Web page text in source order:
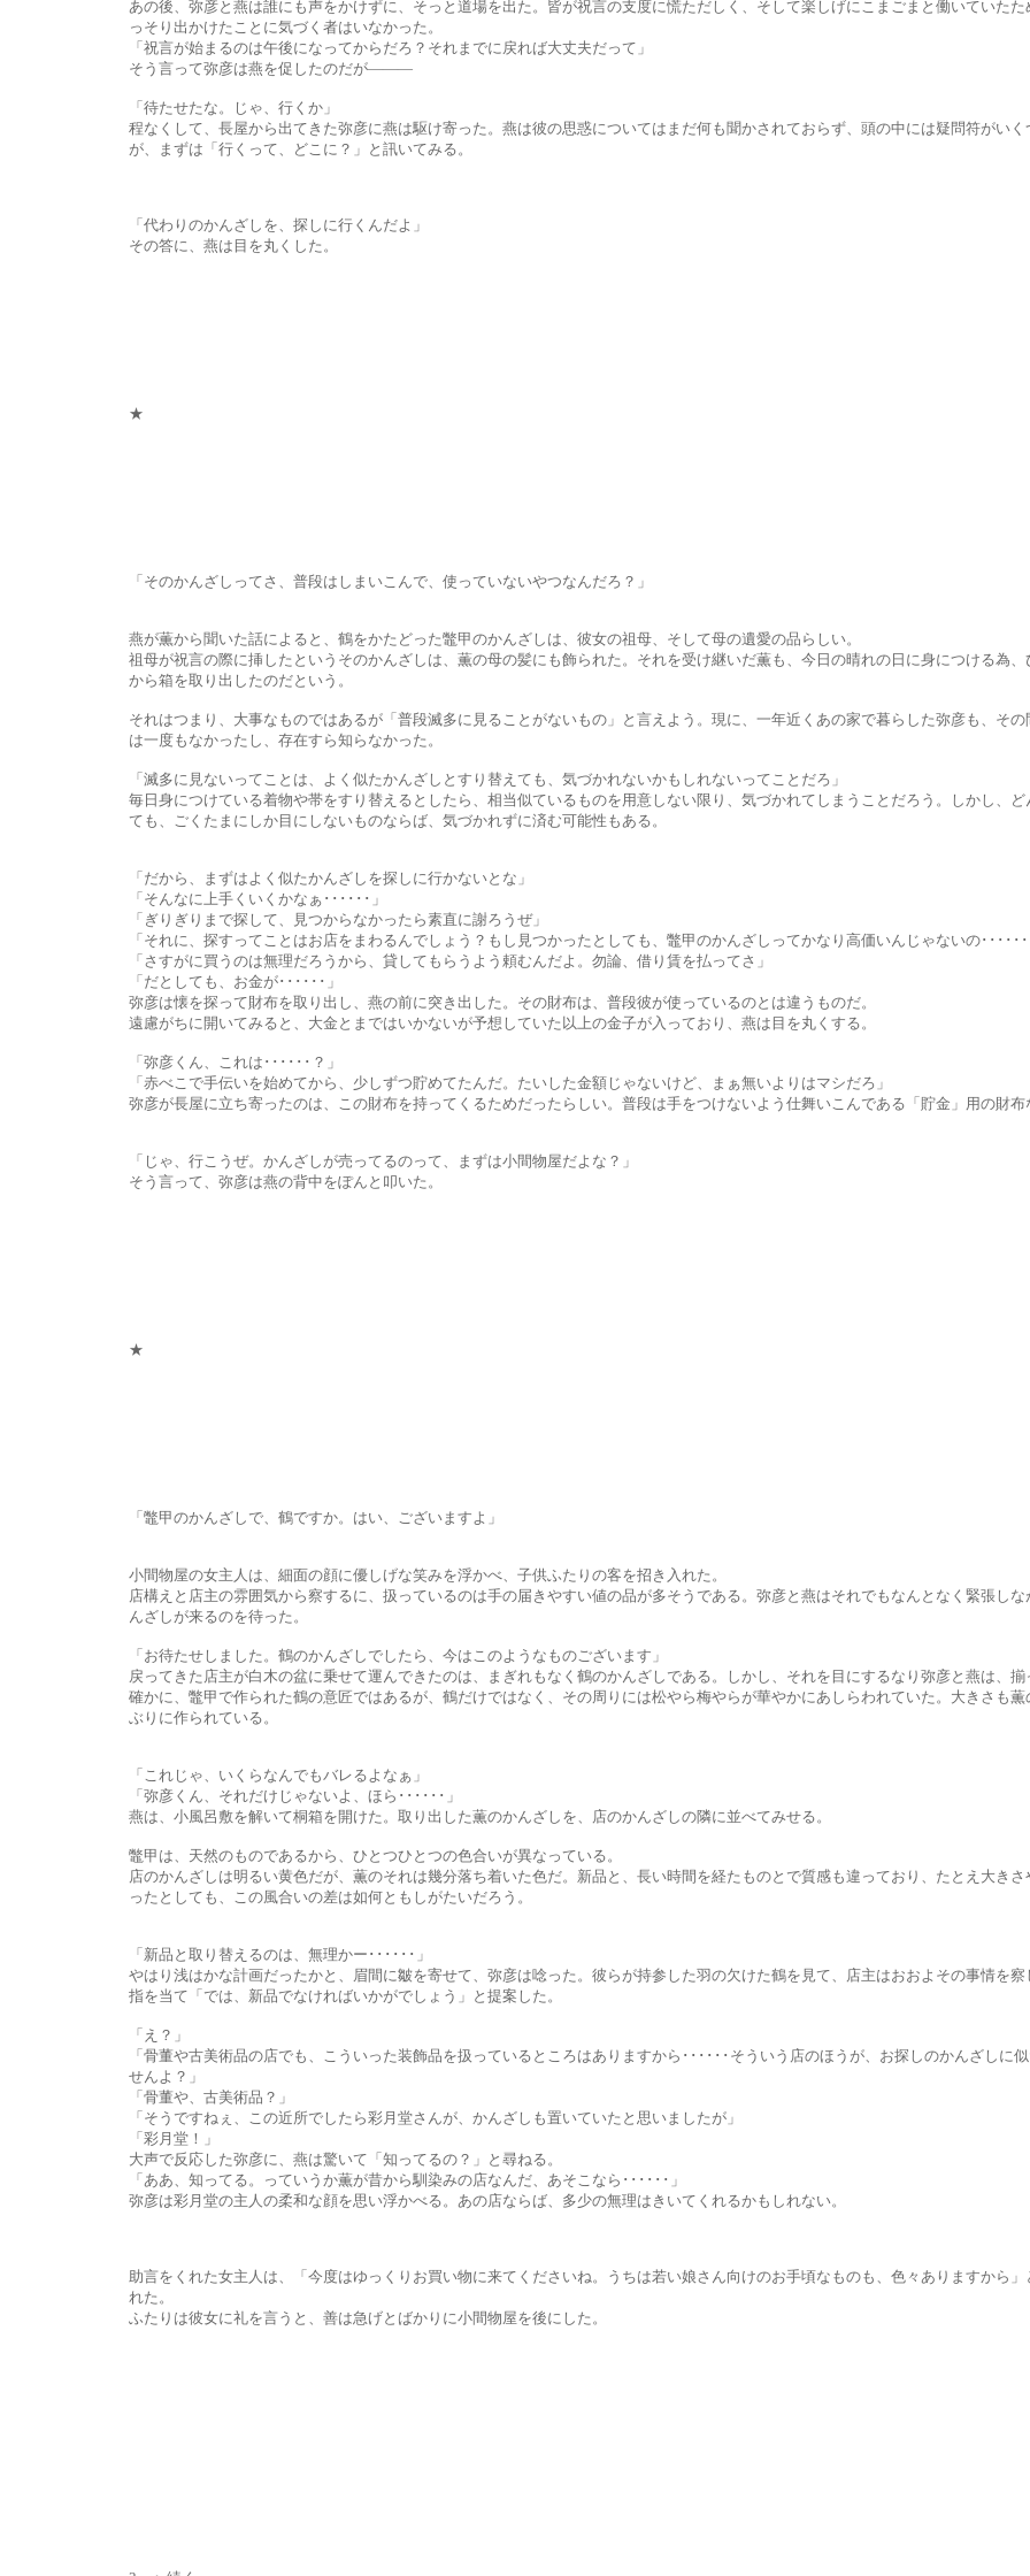
あの後、弥彦と燕は誰にも声をかけずに、そっと道場を出た。皆が祝言の支度に慌ただしく、そして楽しげにこまごまと働いていたた
っそり出かけたことに気づく者はいなかった。
「祝言が始まるのは午後になってからだろ？それまでに戻れば大丈夫だって」
そう言って弥彦は燕を促したのだが―――
「待たせたな。じゃ、行くか」
程なくして、長屋から出てきた弥彦に燕は駆け寄った。燕は彼の思惑についてはまだ何も聞かされておらず、頭の中には疑問符がいく
が、まずは「行くって、どこに？」と訊いてみる。
「代わりのかんざしを、探しに行くんだよ」
その答に、燕は目を丸くした。
★
「そのかんざしってさ、普段はしまいこんで、使っていないやつなんだろ？」
燕が薫から聞いた話によると、鶴をかたどった鼈甲のかんざしは、彼女の祖母、そして母の遺愛の品らしい。
祖母が祝言の際に挿したというそのかんざしは、薫の母の髪にも飾られた。それを受け継いだ薫も、今日の晴れの日に身につける為、
から箱を取り出したのだという。
それはつまり、大事なものではあるが「普段滅多に見ることがないもの」と言えよう。現に、一年近くあの家で暮らした弥彦も、その間
は一度もなかったし、存在すら知らなかった。
「滅多に見ないってことは、よく似たかんざしとすり替えても、気づかれないかもしれないってことだろ」
毎日身につけている着物や帯をすり替えるとしたら、相当似ているものを用意しない限り、気づかれてしまうことだろう。しかし、どん
ても、ごくたまにしか目にしないものならば、気づかれずに済む可能性もある。
「だから、まずはよく似たかんざしを探しに行かないとな」
「そんなに上手くいくかなぁ･･････」
「ぎりぎりまで探して、見つからなかったら素直に謝ろうぜ」
「それに、探すってことはお店をまわるんでしょう？もし見つかったとしても、鼈甲のかんざしってかなり高価いんじゃないの･･････
「さすがに買うのは無理だろうから、貸してもらうよう頼むんだよ。勿論、借り賃を払ってさ」
「だとしても、お金が･･････」
弥彦は懐を探って財布を取り出し、燕の前に突き出した。その財布は、普段彼が使っているのとは違うものだ。
遠慮がちに開いてみると、大金とまではいかないが予想していた以上の金子が入っており、燕は目を丸くする。
「弥彦くん、これは･･････？」
「赤べこで手伝いを始めてから、少しずつ貯めてたんだ。たいした金額じゃないけど、まぁ無いよりはマシだろ」
弥彦が長屋に立ち寄ったのは、この財布を持ってくるためだったらしい。普段は手をつけないよう仕舞いこんである「貯金」用の財布な
「じゃ、行こうぜ。かんざしが売ってるのって、まずは小間物屋だよな？」
そう言って、弥彦は燕の背中をぽんと叩いた。
★
「鼈甲のかんざしで、鶴ですか。はい、ございますよ」
小間物屋の女主人は、細面の顔に優しげな笑みを浮かべ、子供ふたりの客を招き入れた。
店構えと店主の雰囲気から察するに、扱っているのは手の届きやすい値の品が多そうである。弥彦と燕はそれでもなんとなく緊張しな
んざしが来るのを待った。
「お待たせしました。鶴のかんざしでしたら、今はこのようなものございます」
戻ってきた店主が白木の盆に乗せて運んできたのは、まぎれもなく鶴のかんざしである。しかし、それを目にするなり弥彦と燕は、揃っ
確かに、鼈甲で作られた鶴の意匠ではあるが、鶴だけではなく、その周りには松やら梅やらが華やかにあしらわれていた。大きさも薫
ぶりに作られている。
「これじゃ、いくらなんでもバレるよなぁ」
「弥彦くん、それだけじゃないよ、ほら･･････」
燕は、小風呂敷を解いて桐箱を開けた。取り出した薫のかんざしを、店のかんざしの隣に並べてみせる。
鼈甲は、天然のものであるから、ひとつひとつの色合いが異なっている。
店のかんざしは明るい黄色だが、薫のそれは幾分落ち着いた色だ。新品と、長い時間を経たものとで質感も違っており、たとえ大きさ
ったとしても、この風合いの差は如何ともしがたいだろう。
「新品と取り替えるのは、無理かー･･････」
やはり浅はかな計画だったかと、眉間に皺を寄せて、弥彦は唸った。彼らが持参した羽の欠けた鶴を見て、店主はおおよその事情を察
指を当て「では、新品でなければいかがでしょう」と提案した。
「え？」
「骨董や古美術品の店でも、こういった装飾品を扱っているところはありますから･･････そういう店のほうが、お探しのかんざしに似
せんよ？」
「骨董や、古美術品？」
「そうですねぇ、この近所でしたら彩月堂さんが、かんざしも置いていたと思いましたが」
「彩月堂！」
大声で反応した弥彦に、燕は驚いて「知ってるの？」と尋ねる。
「ああ、知ってる。っていうか薫が昔から馴染みの店なんだ、あそこなら･･････」
弥彦は彩月堂の主人の柔和な顔を思い浮かべる。あの店ならば、多少の無理はきいてくれるかもしれない。
助言をくれた女主人は、「今度はゆっくりお買い物に来てくださいね。うちは若い娘さん向けのお手頃なものも、色々ありますから」と
れた。
ふたりは彼女に礼を言うと、善は急げとばかりに小間物屋を後にした。